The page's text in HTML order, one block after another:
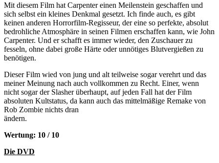
Mit diesem Film hat Carpenter einen Meilenstein geschaffen und
sich selbst ein kleines Denkmal gesetzt. Ich finde auch, es gibt
keinen anderen Horrorfilm-Regisseur, der eine so perfekte, absolut
bedrohliche Atmosphäre in seinen Filmen erschaffen kann, wie John
Carpenter. Und er schafft es immer wieder, den Zuschauer zu
fesseln, ohne dabei große Härte oder unnötiges Blutvergießen zu
benötigen.
Dieser Film wied von jung und alt teilweise sogar verehrt und das
meiner Meinung nach auch vollkommen zu Recht. Einer, wenn
nicht sogar der Slasher überhaupt, auf jeden Fall hat der Film
absoluten Kultstatus, da kann auch das mittelmäßige Remake von
Rob Zombie nichts dran
ändern.
Wertung: 10 / 10
Die DVD